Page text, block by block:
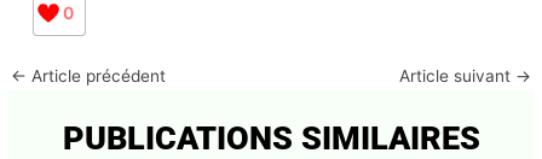
0
← Article précédent Article suivant →
PUBLICATIONS SIMILAIRES